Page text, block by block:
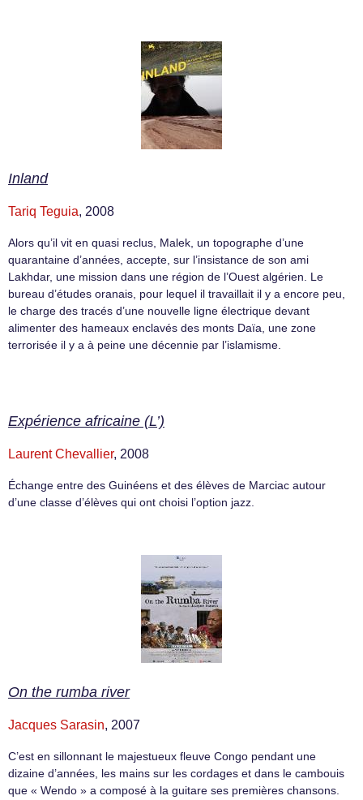
Inland
Tariq Teguia, 2008
Alors qu’il vit en quasi reclus, Malek, un topographe d’une
quarantaine d’années, accepte, sur l’insistance de son ami
Lakhdar, une mission dans une région de l’Ouest algérien. Le
bureau d’études oranais, pour lequel il travaillait il y a encore peu,
le charge des tracés d’une nouvelle ligne électrique devant
alimenter des hameaux enclavés des monts Daïa, une zone
terrorisée il y a à peine une décennie par l’islamisme.
Expérience africaine (L’)
Laurent Chevallier, 2008
Échange entre des Guinéens et des élèves de Marciac autour
d’une classe d’élèves qui ont choisi l’option jazz.
On the rumba river
Jacques Sarasin, 2007
C’est en sillonnant le majestueux fleuve Congo pendant une
dizaine d’années, les mains sur les cordages et dans le cambouis
que « Wendo » a composé à la guitare ses premières chansons.